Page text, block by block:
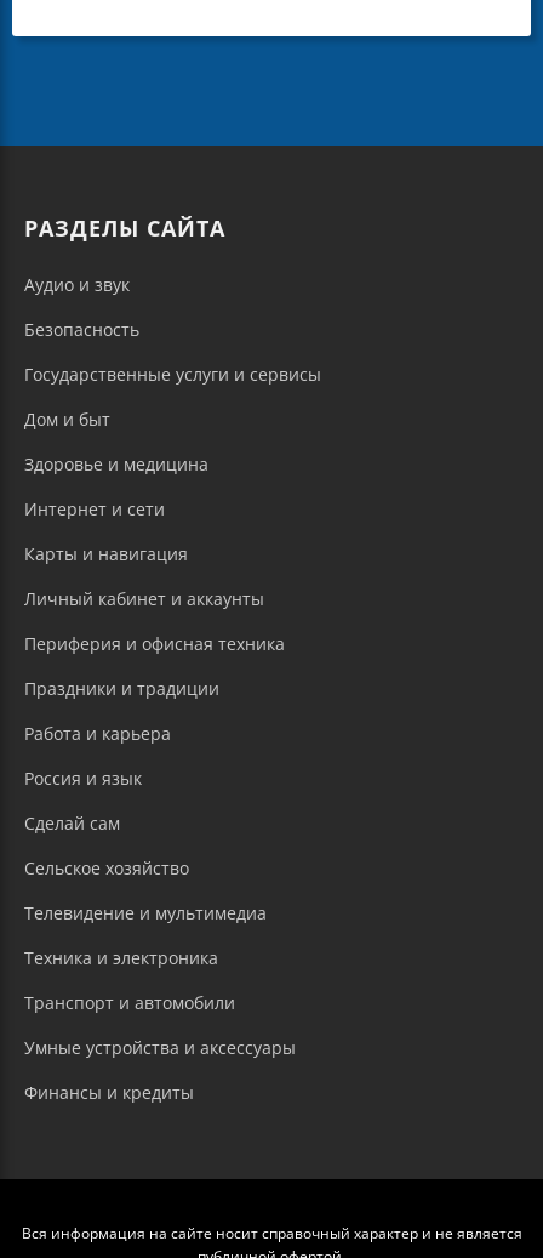
РАЗДЕЛЫ САЙТА
Аудио и звук
Безопасность
Государственные услуги и сервисы
Дом и быт
Здоровье и медицина
Интернет и сети
Карты и навигация
Личный кабинет и аккаунты
Периферия и офисная техника
Праздники и традиции
Работа и карьера
Россия и язык
Сделай сам
Сельское хозяйство
Телевидение и мультимедиа
Техника и электроника
Транспорт и автомобили
Умные устройства и аксессуары
Финансы и кредиты
Вся информация на сайте носит справочный характер и не является